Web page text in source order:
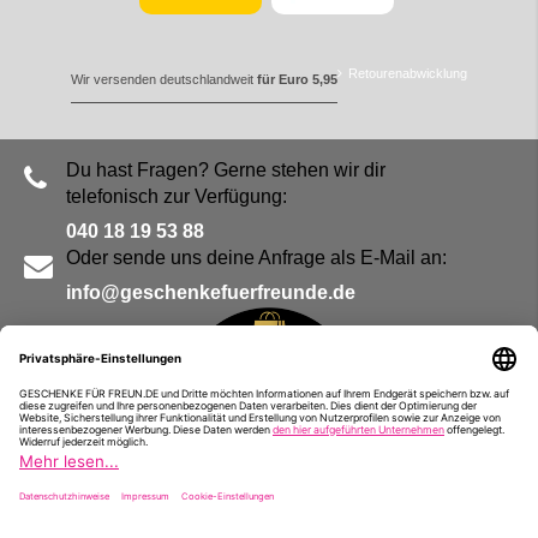
Wir versenden deutschlandweit für Euro 5,95 Retourenabwicklung
Du hast Fragen? Gerne stehen wir dir
telefonisch zur Verfügung:
040 18 19 53 88
Oder sende uns deine Anfrage als E-Mail an:
info@geschenkefuerfreunde.de